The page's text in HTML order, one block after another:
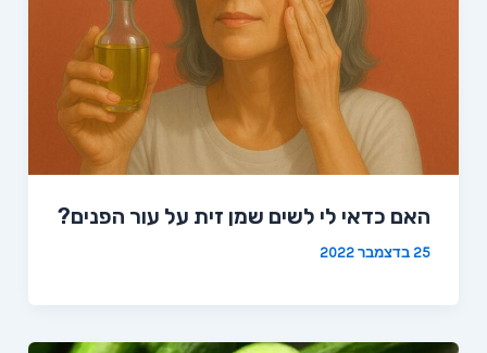
האם כדאי לי לשים שמן זית על עור הפנים?
25 בדצמבר 2022